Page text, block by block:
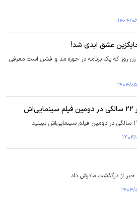
جایگزین عشق ابدی شد!
زن روز که یک برنامه در حوزه مد و فشن است معرفی
خبر از درگذشت مادرش داد.